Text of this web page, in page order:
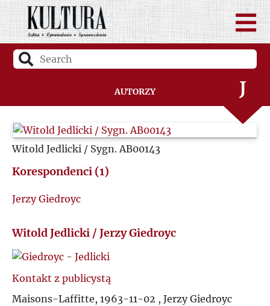
Autorzy
H
I
J
K
Witold Jedlicki / Sygn. AB00143
Korespondenci (1)
Jerzy Giedroyc
Witold Jedlicki / Jerzy Giedroyc
Kontakt z publicystą
Maisons-Laffitte, 1963-11-02 , Jerzy Giedroyc